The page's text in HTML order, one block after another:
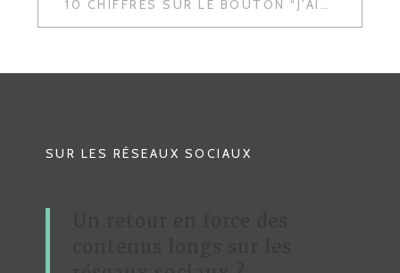
10 CHIFFRES SUR LE BOUTON “J’AIME” DE FACEBOOK
SUR LES RÉSEAUX SOCIAUX